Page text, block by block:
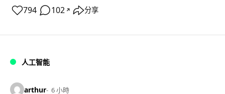
794 102 ↗ 分享
人工智能
arthur 6 小時